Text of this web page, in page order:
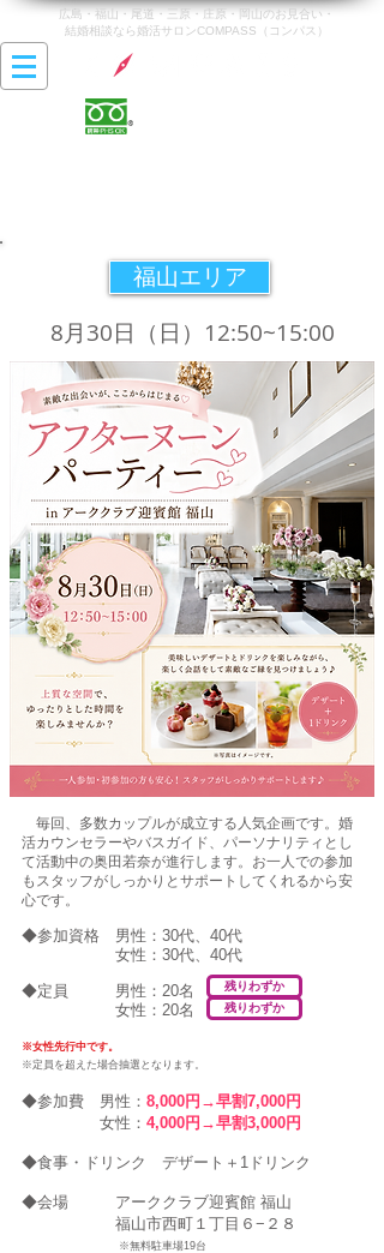
広島・福山・尾道・三原・庄原・岡山のお見合い・
結婚相談なら婚活サロンCOMPASS（コンパス）
福山エリア
8月30日（日）12:50~15:00
毎回、多数カップルが成立する人気企画です。 婚
活カウンセラーやバスガイド、パーソナリティとし
て活動中の奥田若奈が進行します。 お一人での参加
もスタッフがしっかりとサポートしてくれるから安
心です。
◆参加資格 男性：30代、40代
女性：30代、40代
◆定員 男性：20名
女性：20名
※女性先行中です。
※定員を超えた場合抽選となります。
◆参加費 男性： 8,000円→早割7,000円
女性： 4,000円→早割3,000円
◆食事・ドリンク デザート＋1ドリンク
◆会場 アーククラブ迎賓館 福山
福山市西町１丁目６−２８
※無料駐車場19台
残りわずか
残りわずか